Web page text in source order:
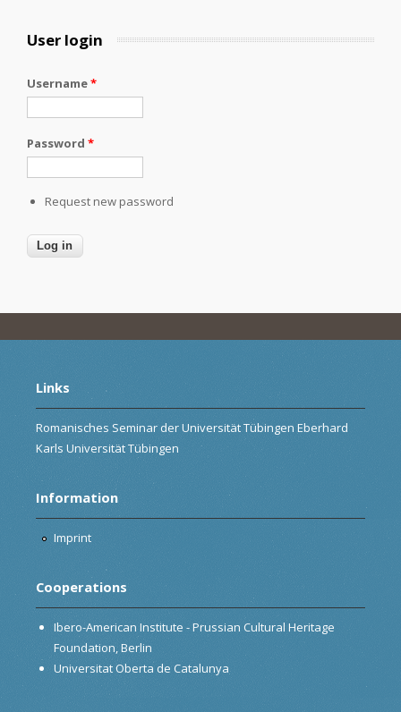
User login
Username*
Password *
Request new password
Links
Romanisches Seminar der Universität Tübingen Eberhard
Karls Universität Tübingen
Information
Imprint
Cooperations
Ibero-American Institute - Prussian Cultural Heritage
Foundation, Berlin
Universitat Oberta de Catalunya